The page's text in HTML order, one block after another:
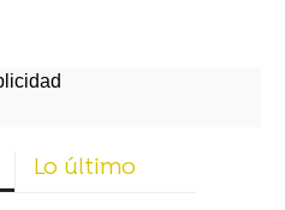
Lo último